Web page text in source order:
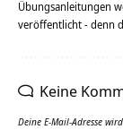
Übungsanleitungen
veröffentlicht - denn
Keine
Deine E-Mail-Adresse